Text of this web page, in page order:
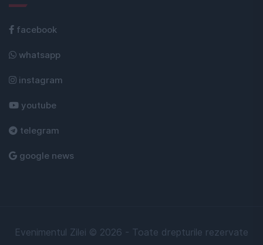
facebook
whatsapp
instagram
youtube
telegram
google news
Evenimentul Zilei © 2026 - Toate drepturile rezervate